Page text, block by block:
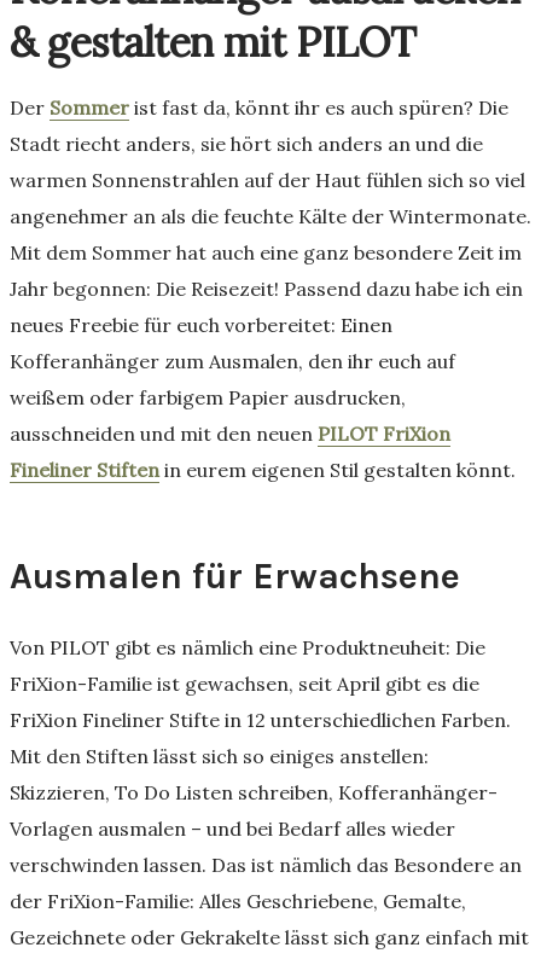
& gestalten mit PILOT
Der Sommer ist fast da, könnt ihr es auch spüren? Die
Stadt riecht anders, sie hört sich anders an und die
warmen Sonnenstrahlen auf der Haut fühlen sich so viel
angenehmer an als die feuchte Kälte der Wintermonate.
Mit dem Sommer hat auch eine ganz besondere Zeit im
Jahr begonnen: Die Reisezeit! Passend dazu habe ich ein
neues Freebie für euch vorbereitet: Einen
Kofferanhänger zum Ausmalen, den ihr euch auf
weißem oder farbigem Papier ausdrucken,
ausschneiden und mit den neuen PILOT FriXion
Fineliner Stiften in eurem eigenen Stil gestalten könnt.
Ausmalen für Erwachsene
Von PILOT gibt es nämlich eine Produktneuheit: Die
FriXion-Familie ist gewachsen, seit April gibt es die
FriXion Fineliner Stifte in 12 unterschiedlichen Farben.
Mit den Stiften lässt sich so einiges anstellen:
Skizzieren, To Do Listen schreiben, Kofferanhänger-
Vorlagen ausmalen – und bei Bedarf alles wieder
verschwinden lassen. Das ist nämlich das Besondere an
der FriXion-Familie: Alles Geschriebene, Gemalte,
Gezeichnete oder Gekrakelte lässt sich ganz einfach mit